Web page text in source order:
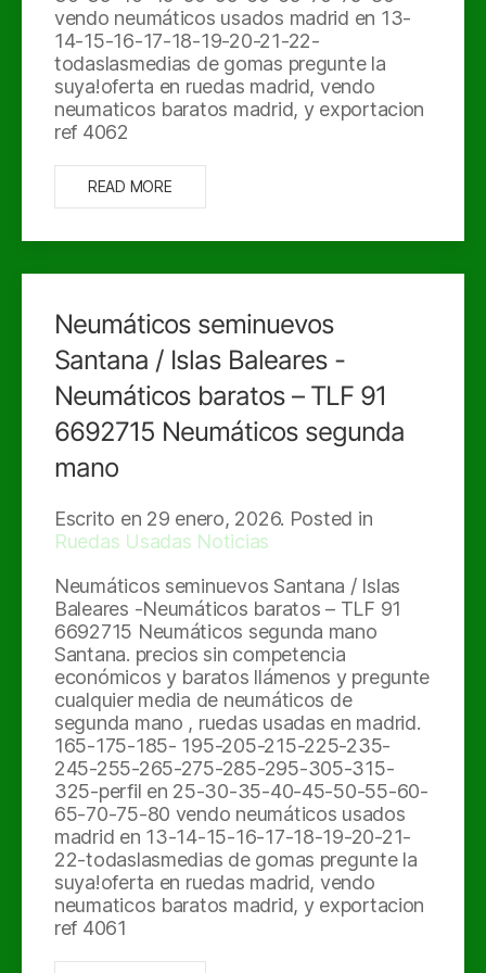
vendo neumáticos usados madrid en 13-
14-15-16-17-18-19-20-21-22-
todaslasmedias de gomas pregunte la
suya!oferta en ruedas madrid, vendo
neumaticos baratos madrid, y exportacion
ref 4062
READ MORE
Neumáticos seminuevos
Santana / Islas Baleares -
Neumáticos baratos – TLF 91
6692715 Neumáticos segunda
mano
Escrito en 29 enero, 2026. Posted in
Ruedas Usadas Noticias
Neumáticos seminuevos Santana / Islas
Baleares -Neumáticos baratos – TLF 91
6692715 Neumáticos segunda mano
Santana. precios sin competencia
económicos y baratos llámenos y pregunte
cualquier media de neumáticos de
segunda mano , ruedas usadas en madrid.
165-175-185- 195-205-215-225-235-
245-255-265-275-285-295-305-315-
325-perfil en 25-30-35-40-45-50-55-60-
65-70-75-80 vendo neumáticos usados
madrid en 13-14-15-16-17-18-19-20-21-
22-todaslasmedias de gomas pregunte la
suya!oferta en ruedas madrid, vendo
neumaticos baratos madrid, y exportacion
ref 4061